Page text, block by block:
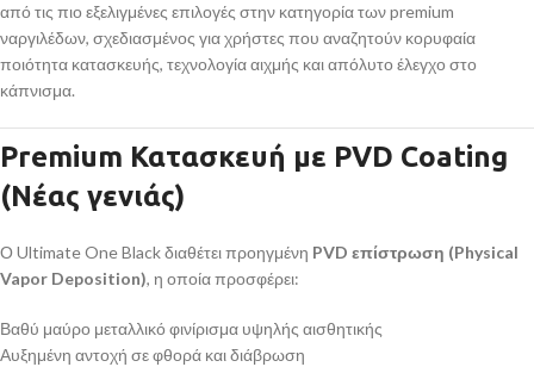
από τις πιο εξελιγμένες επιλογές στην κατηγορία των premium
ναργιλέδων, σχεδιασμένος για χρήστες που αναζητούν κορυφαία
ποιότητα κατασκευής, τεχνολογία αιχμής και απόλυτο έλεγχο στο
κάπνισμα.
Premium Κατασκευή με PVD Coating
(Νέας γενιάς)
Ο Ultimate One Black διαθέτει προηγμένη PVD επίστρωση (Physical
Vapor Deposition), η οποία προσφέρει:
Βαθύ μαύρο μεταλλικό φινίρισμα υψηλής αισθητικής
Αυξημένη αντοχή σε φθορά και διάβρωση